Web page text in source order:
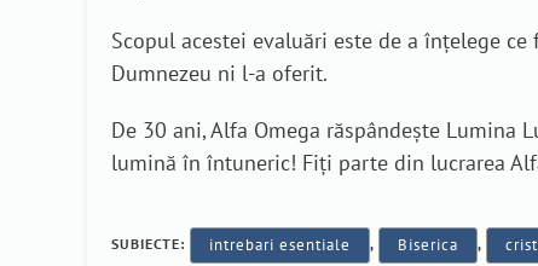
Scopul acestei evaluări este de a înțelege
Dumnezeu ni l-a oferit.
De 30 ani, Alfa Omega răspândește
lumină în întuneric! Fiți parte din lucrarea
SUBIECTE: intrebari esentiale , Biserica ,